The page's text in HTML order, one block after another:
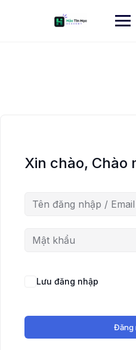
Xin chào, Chào
Lưu đăng nhập
Đăng